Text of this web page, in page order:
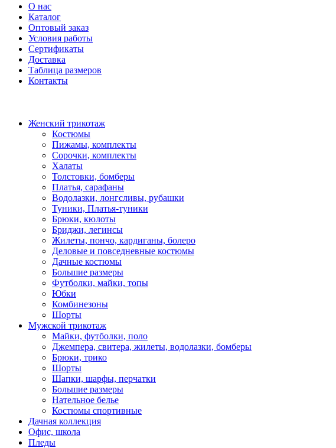
О нас
Каталог
Оптовый заказ
Условия работы
Сертификаты
Доставка
Таблица размеров
Контакты
Женский трикотаж
Костюмы
Пижамы, комплекты
Сорочки, комплекты
Халаты
Толстовки, бомберы
Платья, сарафаны
Водолазки, лонгсливы, рубашки
Туники, Платья-туники
Брюки, кюлоты
Бриджи, легинсы
Жилеты, пончо, кардиганы, болеро
Деловые и повседневные костюмы
Дачные костюмы
Большие размеры
Футболки, майки, топы
Юбки
Комбинезоны
Шорты
Мужской трикотаж
Майки, футболки, поло
Джемпера, свитера, жилеты, водолазки, бомберы
Брюки, трико
Шорты
Шапки, шарфы, перчатки
Большие размеры
Нательное белье
Костюмы спортивные
Дачная коллекция
Офис, школа
Пледы